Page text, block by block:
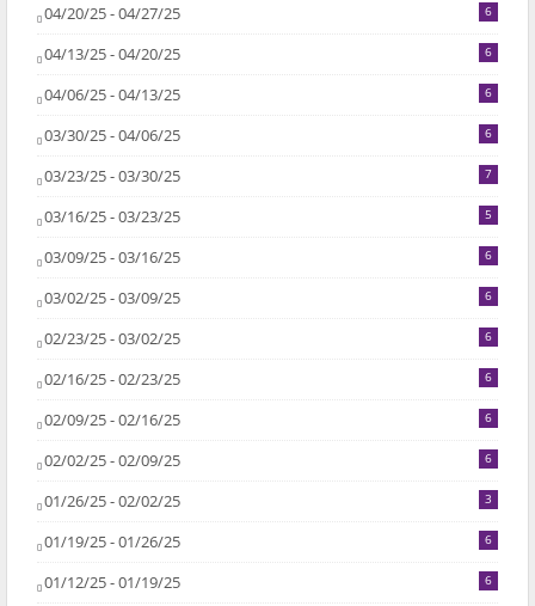
04/20/25 - 04/27/25 6
04/13/25 - 04/20/25 6
04/06/25 - 04/13/25 6
03/30/25 - 04/06/25 6
03/23/25 - 03/30/25 7
03/16/25 - 03/23/25 5
03/09/25 - 03/16/25 6
03/02/25 - 03/09/25 6
02/23/25 - 03/02/25 6
02/16/25 - 02/23/25 6
02/09/25 - 02/16/25 6
02/02/25 - 02/09/25 6
01/26/25 - 02/02/25 3
01/19/25 - 01/26/25 6
01/12/25 - 01/19/25 6